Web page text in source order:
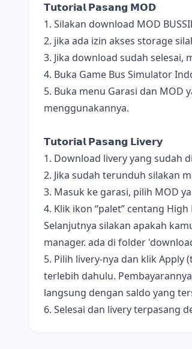
𝗧𝘂𝘁𝗼𝗿𝗶𝗮𝗹 𝗣𝗮𝘀𝗮𝗻𝗴 𝗠𝗢𝗗
1. Silakan download MOD
2. jika ada izin akses storage
3. Jika download sudah
4. Buka Game Bus Simulator
5. Buka menu Garasi dan
menggunakannya.
𝗧𝘂𝘁𝗼𝗿𝗶𝗮𝗹 𝗣𝗮𝘀𝗮𝗻𝗴 𝗟𝗶𝘃𝗲𝗿𝘆
1. Download livery yang sudah
2. Jika sudah terunduh silakan
3. Masuk ke garasi, pilih MOD
4. Klik ikon “palet” centang
Selanjutnya silakan apakah
manager. ada di folder
5. Pilih livery-nya dan klik Apply
terlebih dahulu.
langsung dengan saldo yang
6. Selesai dan livery terpasang